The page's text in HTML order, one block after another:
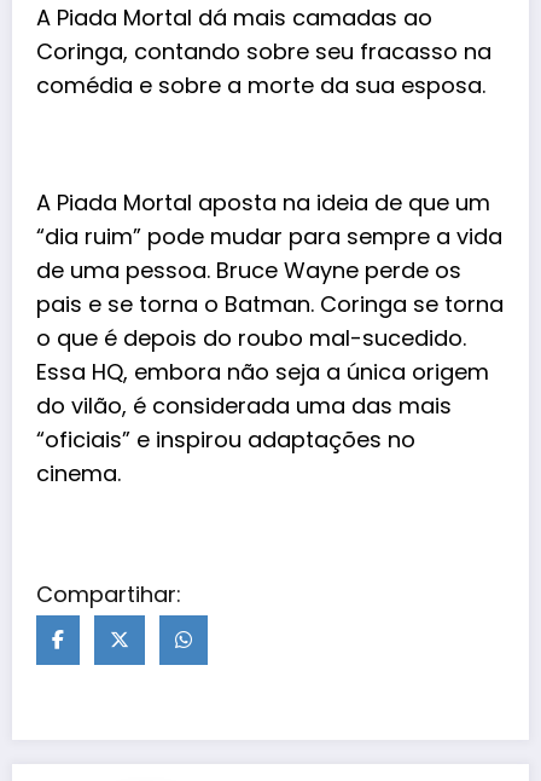
A Piada Mortal dá mais camadas ao
Coringa, contando sobre seu fracasso na
comédia e sobre a morte da sua esposa.
A Piada Mortal aposta na ideia de que um
“dia ruim” pode mudar para sempre a vida
de uma pessoa. Bruce Wayne perde os
pais e se torna o Batman. Coringa se torna
o que é depois do roubo mal-sucedido.
Essa HQ, embora não seja a única origem
do vilão, é considerada uma das mais
“oficiais” e inspirou adaptações no
cinema.
Compartihar: